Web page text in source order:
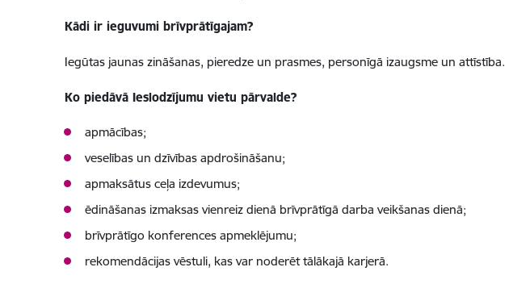
Kādi ir ieguvumi brīvprātīgajam?
Iegūtas jaunas zināšanas, pieredze un prasmes, personīgā izaugsme un attīstība.
Ko piedāvā Ieslodzījumu vietu pārvalde?
apmācības;
veselības un dzīvības apdrošināšanu;
apmaksātus ceļa izdevumus;
ēdināšanas izmaksas vienreiz dienā brīvprātīgā darba veikšanas dienā;
brīvprātīgo konferences apmeklējumu;
rekomendācijas vēstuli, kas var noderēt tālākajā karjerā.